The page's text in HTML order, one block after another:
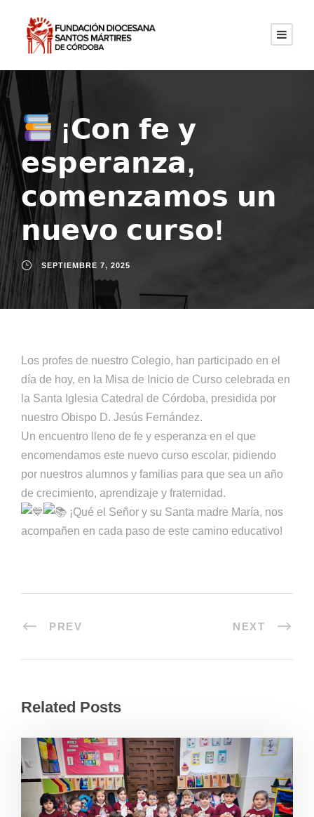
¡𝗖𝗼𝗻 𝗳𝗲 𝘆
𝗲𝘀𝗽𝗲𝗿𝗮𝗻𝘇𝗮,
𝗰𝗼𝗺𝗲𝗻𝘇𝗮𝗺𝗼𝘀 𝘂𝗻
𝗻𝘂𝗲𝘃𝗼 𝗰𝘂𝗿𝘀𝗼!
SEPTIEMBRE 7, 2025
Los profes de nuestro Colegio, han participado en el
día de hoy, en la Misa de Inicio de Curso celebrada en
la Santa Iglesia Catedral de Córdoba, presidida por
nuestro Obispo D. Jesús Fernández.
Un encuentro lleno de fe y esperanza en el que
encomendamos este nuevo curso escolar, pidiendo
por nuestros alumnos y familias para que sea un año
de crecimiento, aprendizaje y fraternidad.
¡Qué el Señor y su Santa madre María, nos
acompañen en cada paso de este camino educativo!
PREV NEXT
Related Posts